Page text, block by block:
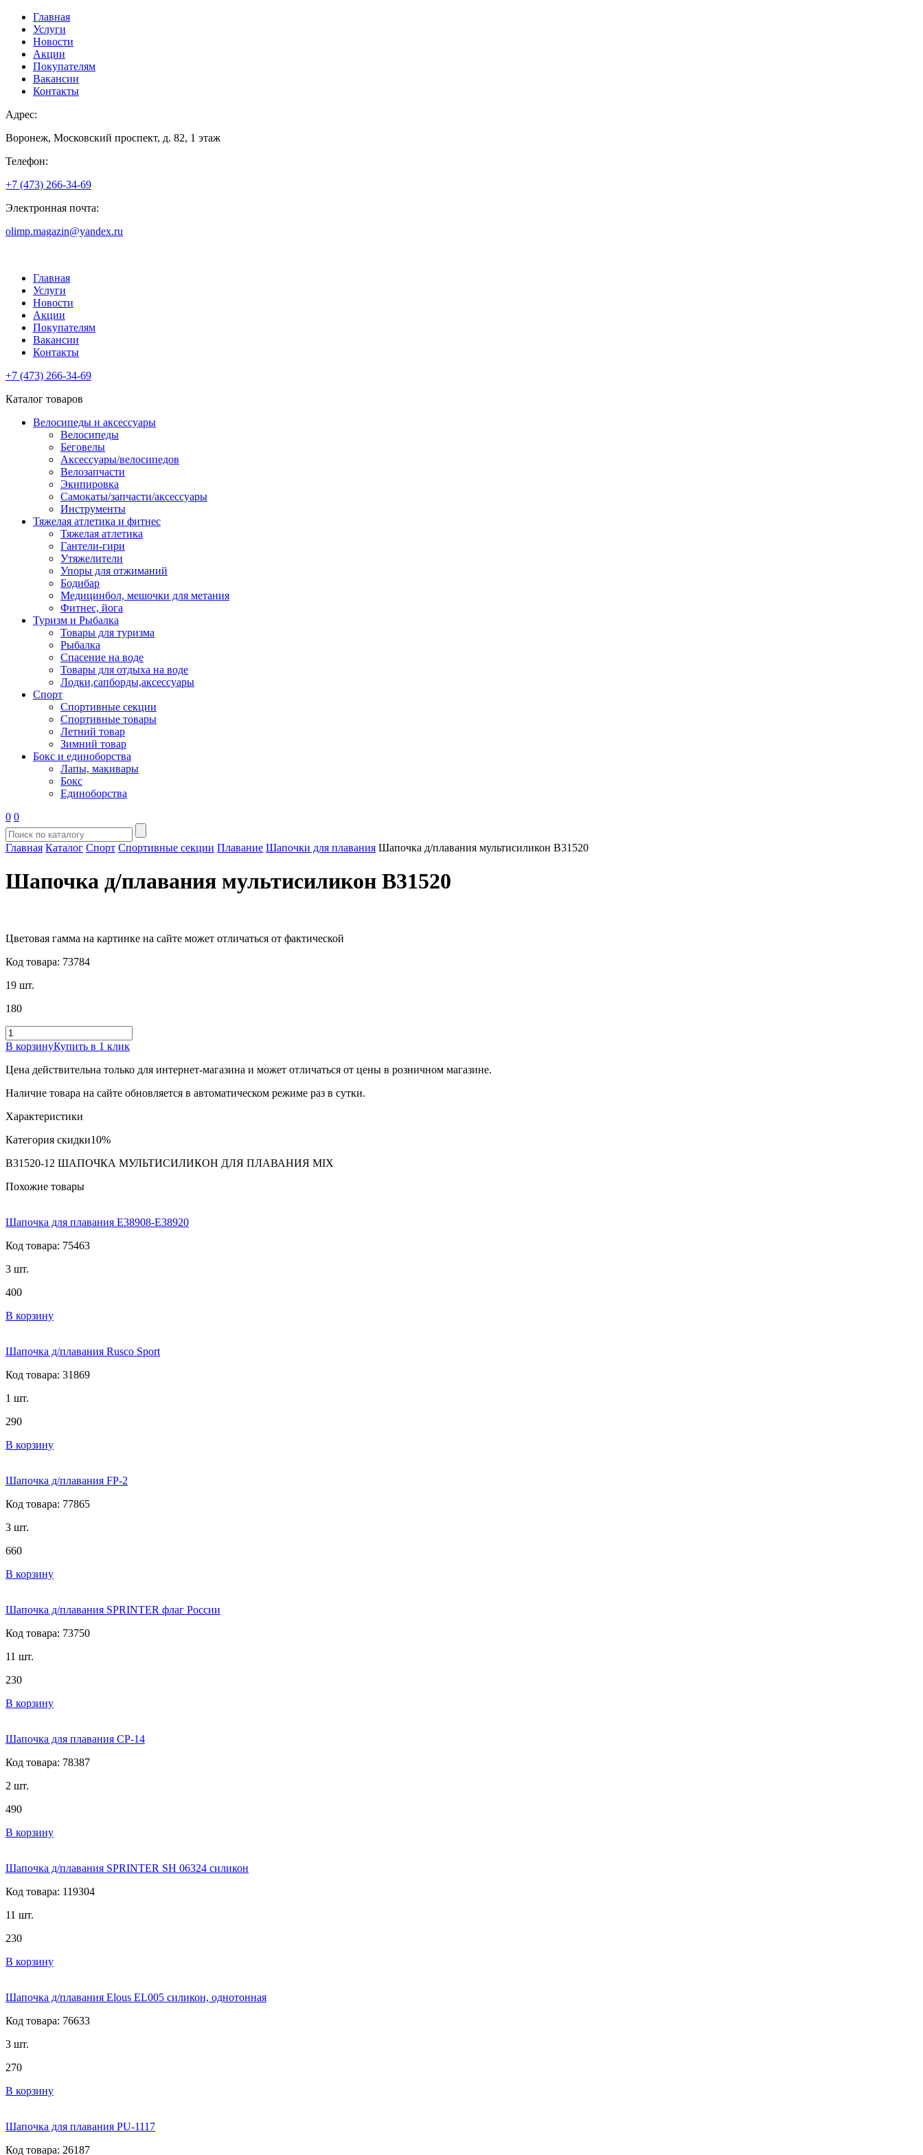
Главная
Услуги
Новости
Акции
Покупателям
Вакансии
Контакты
Адрес:
Воронеж, Московский проспект, д. 82, 1 этаж
Телефон:
+7 (473) 266-34-69
Электронная почта:
olimp.magazin@yandex.ru
Главная
Услуги
Новости
Акции
Покупателям
Вакансии
Контакты
+7 (473) 266-34-69
Каталог товаров
Велосипеды и аксессуары
Велосипеды
Беговелы
Аксессуары/велосипедов
Велозапчасти
Экипировка
Самокаты/запчасти/аксессуары
Инструменты
Тяжелая атлетика и фитнес
Тяжелая атлетика
Гантели-гири
Утяжелители
Упоры для отжиманий
Бодибар
Медицинбол, мешочки для метания
Фитнес, йога
Туризм и Рыбалка
Товары для туризма
Рыбалка
Спасение на воде
Товары для отдыха на воде
Лодки,сапборды,аксессуары
Спорт
Спортивные секции
Спортивные товары
Летний товар
Зимний товар
Бокс и единоборства
Лапы, макивары
Бокс
Единоборства
0 0
Главная Каталог Спорт Спортивные секции Плавание Шапочки для плавания Шапочка д/плавания мультисиликон В31520
Шапочка д/плавания мультисиликон В31520
Цветовая гамма на картинке на сайте может отличаться от фактической
Код товара: 73784
19 шт.
180
В корзинуКупить в 1 клик
Цена действительна только для интернет-магазина и может отличаться от цены в розничном магазине.
Наличие товара на сайте обновляется в автоматическом режиме раз в сутки.
Характеристики
Категория скидки10%
B31520-12 ШАПОЧКА МУЛЬТИСИЛИКОН ДЛЯ ПЛАВАНИЯ MIX
Похожие товары
Шапочка для плавания Е38908-Е38920
Код товара: 75463
3 шт.
400
В корзину
Шапочка д/плавания Rusco Sport
Код товара: 31869
1 шт.
290
В корзину
Шапочка д/плавания FP-2
Код товара: 77865
3 шт.
660
В корзину
Шапочка д/плавания SPRINTER флаг России
Код товара: 73750
11 шт.
230
В корзину
Шапочка для плавания CP-14
Код товара: 78387
2 шт.
490
В корзину
Шапочка д/плавания SPRINTER SH 06324 силикон
Код товара: 119304
11 шт.
230
В корзину
Шапочка д/плавания Elous EL005 силикон, однотонная
Код товара: 76633
3 шт.
270
В корзину
Шапочка для плавания PU-1117
Код товара: 26187